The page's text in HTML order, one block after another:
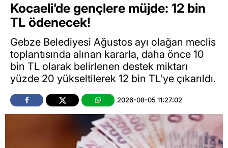
Kocaeli’de gençlere müjde: 12 bin
TL ödenecek!
Gebze Belediyesi Ağustos ayı olağan meclis
toplantısında alınan kararla, daha önce 10
bin TL olarak belirlenen destek miktarı
yüzde 20 yükseltilerek 12 bin TL'ye çıkarıldı.
2026-08-05 11:27:02